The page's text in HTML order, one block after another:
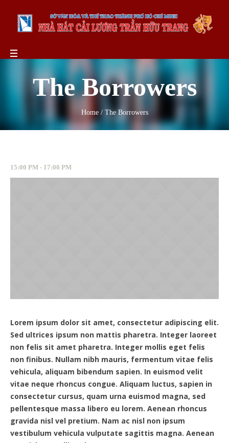
The Borrowers
Home / The Borrowers
15:00 PM - 17:00 PM
Lorem ipsum dolor sit amet, consectetur adipiscing elit.
Sed ultrices ipsum non mattis pharetra. Integer laoreet
non felis sit amet pharetra. Integer mollis eget felis
non finibus. Nullam nibh mauris, fermentum vitae felis
vehicula, aliquam bibendum sapien. In euismod velit
vitae neque rhoncus congue. Aliquam luctus, sapien in
consectetur cursus, quam urna euismod magna, sed
pellentesque massa libero eu lorem. Aenean rhoncus
gravida nisl vel pretium. Nam ac nisl non ipsum
vestibulum vehicula vulputate sagittis magna. Aenean